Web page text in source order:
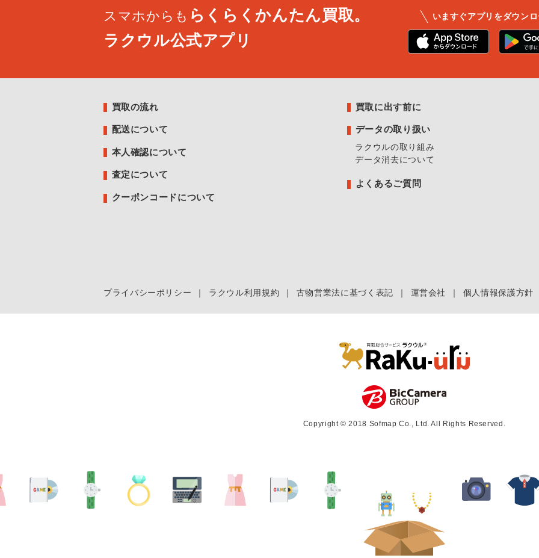
スマホからも らくらくかんたん買取。
ラクウル公式アプリ
いますぐアプリをダウン
買取の流れ
配送について
本人確認について
査定について
クーポンコードについて
買取に出す前に
データの取り扱い
ラクウルの取り組み
データ消去について
よくあるご質問
プライバシーポリシー ｜ ラクウル利用規約 ｜ 古物営業法に基づく表記 ｜ 運営会社 ｜ 個人情報保護方針
Copyright © 2018 Sofmap Co., Ltd. All Rights Reserved.